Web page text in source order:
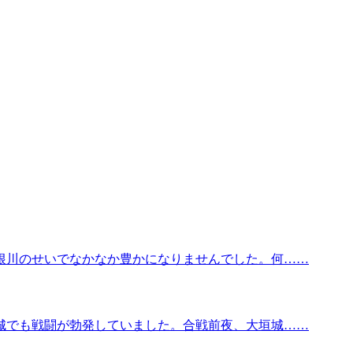
川のせいでなかなか豊かになりませんでした。何……
でも戦闘が勃発していました。合戦前夜、大垣城……